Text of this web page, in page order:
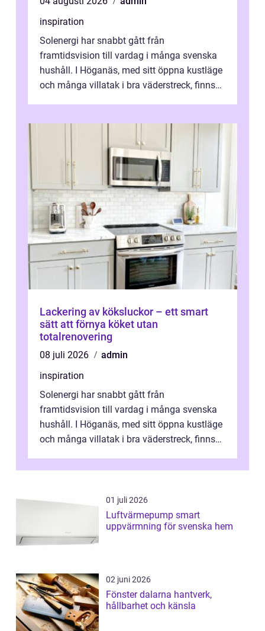
inspiration
Solenergi har snabbt gått från
framtidsvision till vardag i många svenska
hushåll. I Höganäs, med sitt öppna kustläge
och många villatak i bra väderstreck, finns
Lackering av köksluckor – ett smart
sätt att förnya köket utan
totalrenovering
08 juli 2026
admin
inspiration
Solenergi har snabbt gått från
framtidsvision till vardag i många svenska
hushåll. I Höganäs, med sitt öppna kustläge
och många villatak i bra väderstreck, finns
01 juli 2026
Luftvärmepump smart
uppvärmning för svenska hem
02 juni 2026
Fönster dalarna hantverk,
hållbarhet och känsla